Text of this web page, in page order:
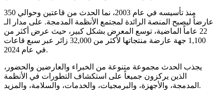
منذ تأسيسه في عام 2003، نما الحدث من قاعتين وحوالي 350
عارضاً ليصبح المنصة الرائدة لمجتمع الأنظمة المدمجة. على مدار الـ
22 عاماً الماضية، توسع المعرض بشكل كبير، حيث عرض أكثر من
1,100 جهة عارضة منتجاتها لأكثر من 32,000 زائر عبر سبع قاعات
في عام 2024.
يجذب الحدث مجموعة متنوعة من الخبراء والعارضين والحضور،
الذين يركزون جميعاً على استكشاف التطورات في الأنظمة
المدمجة، والأجهزة، والبرمجيات، والخدمات، والسلامة، والمزيد.